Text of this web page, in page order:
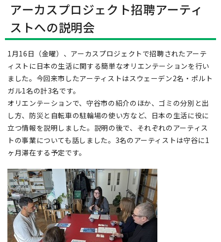
アーカスプロジェクト招聘アーティ
ストへの説明会
1月16日（金曜）、アーカスプロジェクトで招聘されたアーテ
ィストに日本の生活に関する簡単なオリエンテーションを行い
ました。今回来市したアーティストはスウェーデン2名・ポルト
ガル1名の計3名です。
オリエンテーションで、守谷市の紹介のほか、ゴミの分別と出
し方、防災と自転車の駐輪場の使い方など、日本の生活に役に
立つ情報を説明しました。説明の後で、それぞれのアーティス
トの事業についても話しました。3名のアーティストは守谷に1
ヶ月滞在する予定です。